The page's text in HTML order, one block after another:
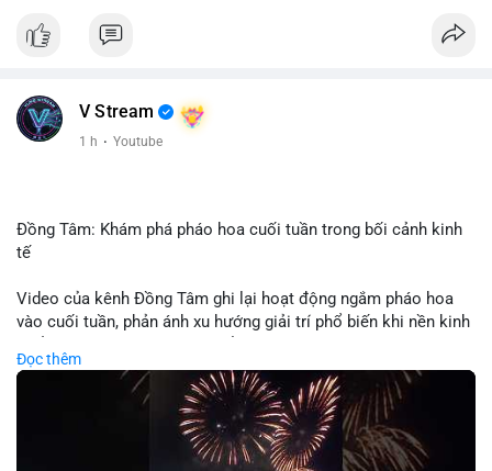
V Stream
1 h · Youtube
Đồng Tâm: Khám phá pháo hoa cuối tuần trong bối cảnh kinh
tế
Video của kênh Đồng Tâm ghi lại hoạt động ngắm pháo hoa
vào cuối tuần, phản ánh xu hướng giải trí phổ biến khi nền kinh
trải nghiệm hơn là đầu tư vào tài sản vật chất. Trong bối cảnh
lãi suất ổn định và thị trường crypto ổn định, hoạt động giải trí
như vậy thường tăng trưởng khi người dân có khả năng chi
tiêu. Tuy nhiên, sự ưu tiên giải trí có thể ảnh hưởng đến tỷ lệ
tiết kiệm hoặc đầu tư vào crypto nếu người tiêu dùng chuyển
Đọc thêm